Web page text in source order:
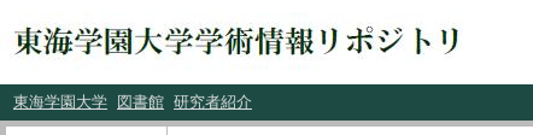
東海学園大学 図書館 研究者紹介